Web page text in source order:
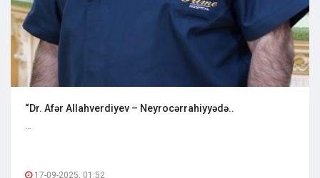
“Dr. Afər Allahverdiyev – Neyrocərrahiyyədə..
17-09-2025, 01:52